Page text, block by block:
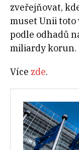
zveřejňovat,
muset Unii toto
podle odhadů
miliardy korun.
Více zde.